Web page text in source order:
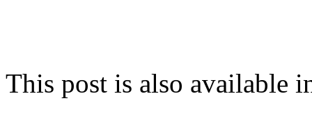
This post is also available